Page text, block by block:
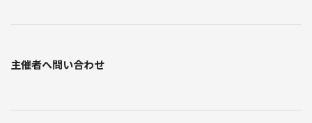
趣味：読書、筋トレ
名古屋の大学を卒業後、電力関係の会社に就職し上京。 社会人になる
主催者へ問い合わせ